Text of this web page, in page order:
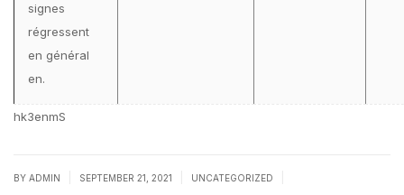
signes
régressent
en général
en.
hk3enmS
BY ADMIN SEPTEMBER 21, 2021 UNCATEGORIZED